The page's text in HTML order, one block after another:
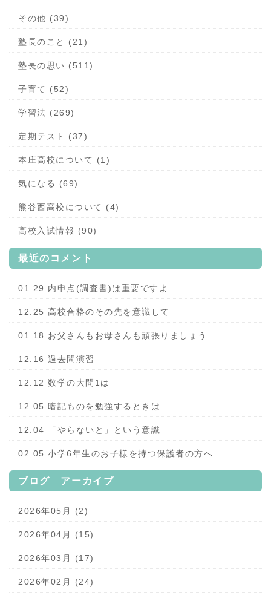
その他 (39)
塾長のこと (21)
塾長の思い (511)
子育て (52)
学習法 (269)
定期テスト (37)
本庄高校について (1)
気になる (69)
熊谷西高校について (4)
高校入試情報 (90)
最近のコメント
01.29 内申点(調査書)は重要ですよ
12.25 高校合格のその先を意識して
01.18 お父さんもお母さんも頑張りましょう
12.16 過去問演習
12.12 数学の大問1は
12.05 暗記ものを勉強するときは
12.04 「やらないと」という意識
02.05 小学6年生のお子様を持つ保護者の方へ
ブログ アーカイブ
2026年05月 (2)
2026年04月 (15)
2026年03月 (17)
2026年02月 (24)